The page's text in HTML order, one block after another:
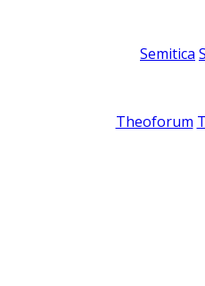
Semitica
Theoforum